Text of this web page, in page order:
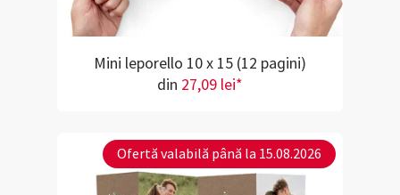
Mini leporello 10 x 15 (12 pagini)
din 27,09 lei*
Ofertă valabilă până la 15.08.2026